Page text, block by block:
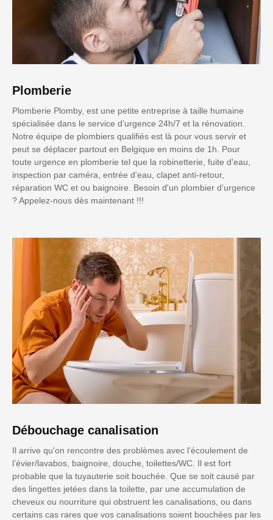
Plomberie
Plomberie Plomby, est une petite entreprise à taille humaine
spécialisée dans le service d’urgence 24h/7 et la rénovation.
Notre équipe de plombiers qualifiés est là pour vous servir et
peut se déplacer partout en Belgique en moins de 1h. Pour
toute urgence en plomberie tel que la robinetterie, fuite d'eau,
inspection par caméra, entrée d'eau, clapet anti-retour,
réparation WC et ou baignoire. Besoin d'un plombier d'urgence
? Appelez-nous dès maintenant !!!
Débouchage canalisation
Il arrive qu'on rencontre des problèmes avec l’écoulement de
l’évier/lavabos, baignoire, douche, toilettes/WC. Il est fort
probable que la tuyauterie soit bouchée. Que se soit causé par
des lingettes jetées dans la toilette, par une accumulation de
cheveux ou nourriture qui obstruent les canalisations, ou dans
certains cas rares que vos canalisations soient bouchées par les